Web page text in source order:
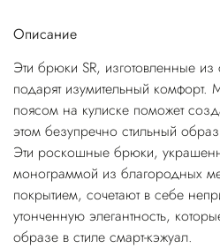
Описание
Эти брюки SR, изготовленные
подарят изумительный
поясом на кулиске поможет
этом безупречно стильный
Эти роскошные брюки,
монограммой из благородных
покрытием, сочетают в себе
утонченную элегантность,
образе в стиле смарт-кэжуал.